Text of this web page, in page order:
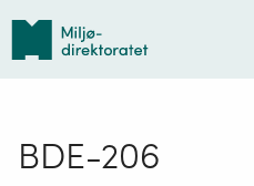
Tilbake
forsiden
BDE-206